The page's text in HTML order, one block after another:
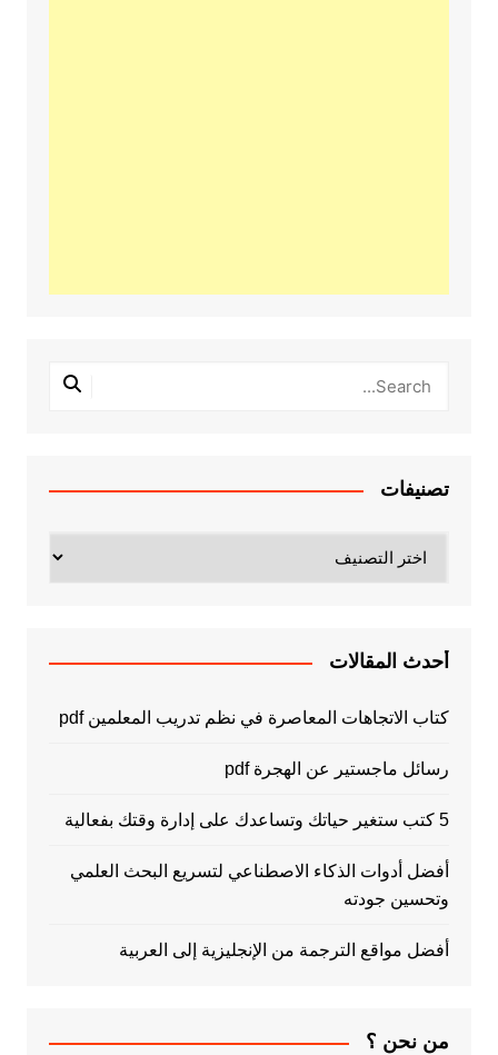
تصنيفات
أحدث المقالات
كتاب الاتجاهات المعاصرة في نظم تدريب المعلمين pdf
رسائل ماجستير عن الهجرة pdf
5 كتب ستغير حياتك وتساعدك على إدارة وقتك بفعالية
أفضل أدوات الذكاء الاصطناعي لتسريع البحث العلمي
وتحسين جودته
أفضل مواقع الترجمة من الإنجليزية إلى العربية
من نحن ؟